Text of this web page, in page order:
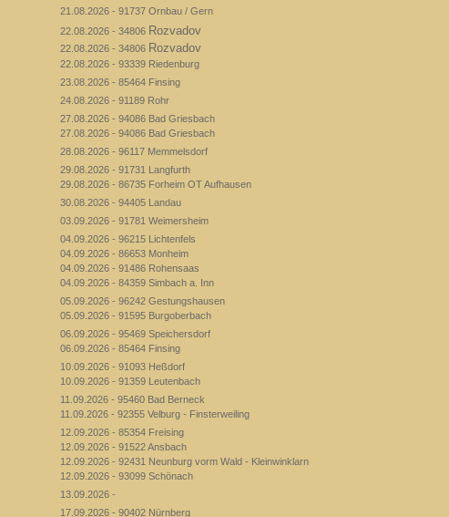
21.08.2026 - 91737 Ornbau / Gern
22.08.2026 - 34806 Rozvadov
22.08.2026 - 34806 Rozvadov
22.08.2026 - 93339 Riedenburg
23.08.2026 - 85464 Finsing
24.08.2026 - 91189 Rohr
27.08.2026 - 94086 Bad Griesbach
27.08.2026 - 94086 Bad Griesbach
28.08.2026 - 96117 Memmelsdorf
29.08.2026 - 91731 Langfurth
29.08.2026 - 86735 Forheim OT Aufhausen
30.08.2026 - 94405 Landau
03.09.2026 - 91781 Weimersheim
04.09.2026 - 96215 Lichtenfels
04.09.2026 - 86653 Monheim
04.09.2026 - 91486 Rohensaas
04.09.2026 - 84359 Simbach a. Inn
05.09.2026 - 96242 Gestungshausen
05.09.2026 - 91595 Burgoberbach
06.09.2026 - 95469 Speichersdorf
06.09.2026 - 85464 Finsing
10.09.2026 - 91093 Heßdorf
10.09.2026 - 91359 Leutenbach
11.09.2026 - 95460 Bad Berneck
11.09.2026 - 92355 Velburg - Finsterweiling
12.09.2026 - 85354 Freising
12.09.2026 - 91522 Ansbach
12.09.2026 - 92431 Neunburg vorm Wald - Kleinwinklarn
12.09.2026 - 93099 Schönach
13.09.2026 -
17.09.2026 - 90402 Nürnberg